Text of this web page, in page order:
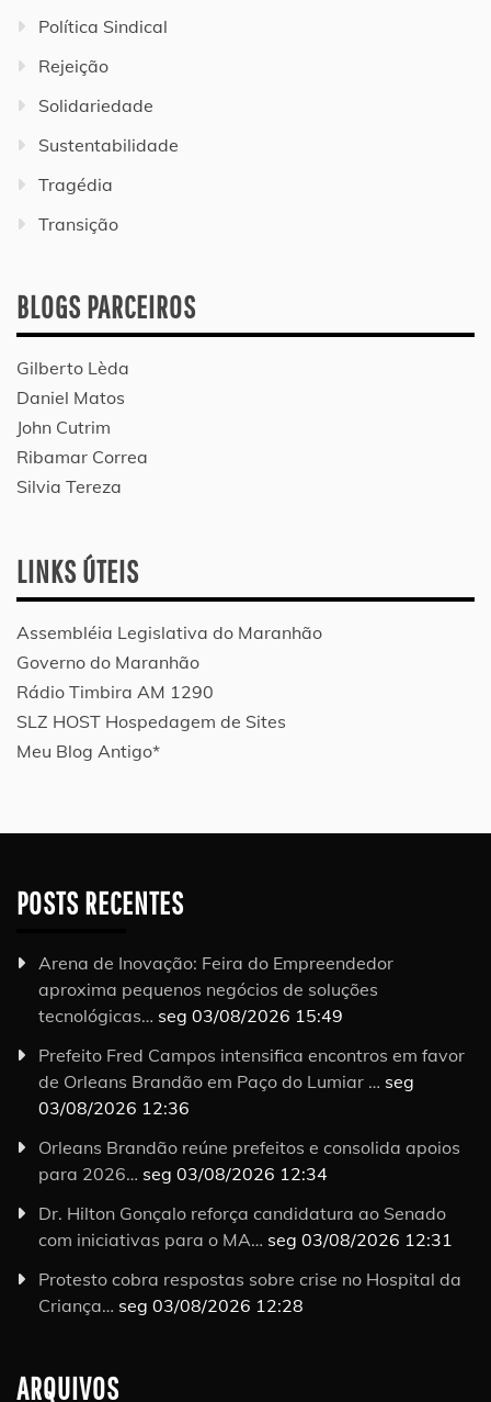
Política Sindical
Rejeição
Solidariedade
Sustentabilidade
Tragédia
Transição
BLOGS PARCEIROS
Gilberto Lèda
Daniel Matos
John Cutrim
Ribamar Correa
Silvia Tereza
LINKS ÚTEIS
Assembléia Legislativa do Maranhão
Governo do Maranhão
Rádio Timbira AM 1290
SLZ HOST Hospedagem de Sites
Meu Blog Antigo*
POSTS RECENTES
Arena de Inovação: Feira do Empreendedor
aproxima pequenos negócios de soluções
tecnológicas… seg 03/08/2026 15:49
Prefeito Fred Campos intensifica encontros em favor
de Orleans Brandão em Paço do Lumiar … seg
03/08/2026 12:36
Orleans Brandão reúne prefeitos e consolida apoios
para 2026… seg 03/08/2026 12:34
Dr. Hilton Gonçalo reforça candidatura ao Senado
com iniciativas para o MA… seg 03/08/2026 12:31
Protesto cobra respostas sobre crise no Hospital da
Criança… seg 03/08/2026 12:28
ARQUIVOS